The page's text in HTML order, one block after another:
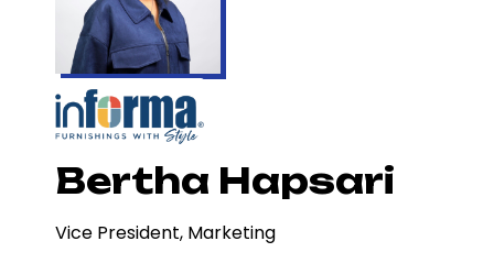
Bertha Hapsari
Vice President, Marketing